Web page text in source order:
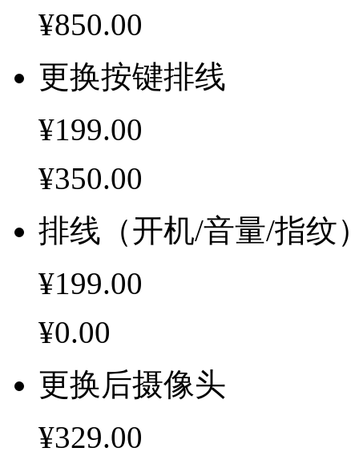
¥850.00
更换按键排线
¥199.00
¥350.00
排线（开机/音量/指纹
¥199.00
¥0.00
更换后摄像头
¥329.00